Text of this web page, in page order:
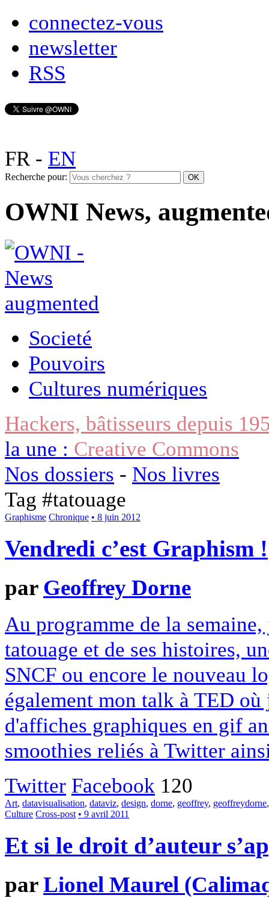
connectez-vous
newsletter
RSS
FR- EN
Recherche pour:
OWNI News,
Societé
Pouvoirs
Cultures numériques
Hackers, bâtisseurs depuis
la une : Creative Commons
Nos dossiers - Nos livres
Tag #tatouage
Graphisme Chronique • 8 juin 2012
Vendredi c’est Graphism !
par Geoffrey Dorne
Au programme de la
tatouage et de ses histoires,
SNCF ou encore le nouveau
également mon talk à TED
d'affiches graphiques en gif
smoothies reliés à Twitter
Twitter Facebook 120
Art, datavisualisation, dataviz, design, dorne, geoffrey, geoffreydorne
Culture Cross-post • 9 avril 2011
Et si le droit d’auteur
parLionel Maurel